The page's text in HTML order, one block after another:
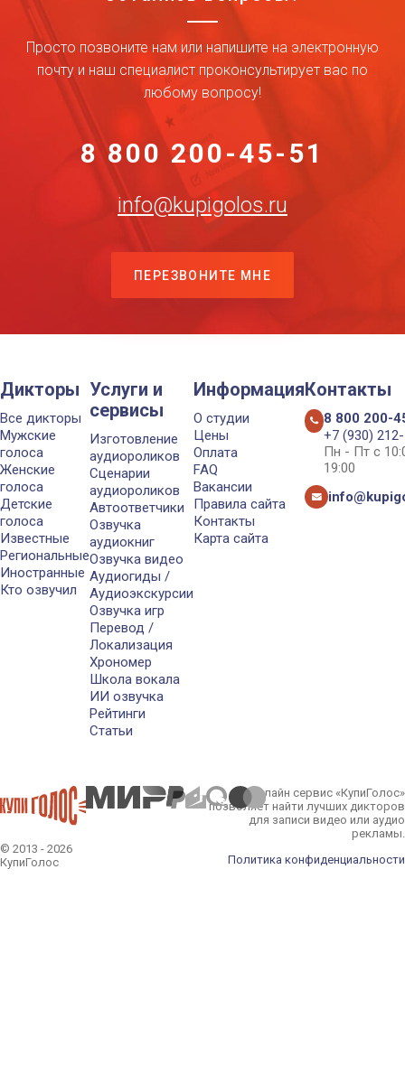
Просто позвоните нам или напишите на электронную
почту и наш специалист проконсультирует вас по
любому вопросу!
8 800 200-45-51
info@kupigolos.ru
ПЕРЕЗВОНИТЕ МНЕ
Дикторы
Все дикторы
Мужские
голоса
Женские
голоса
Детские
голоса
Известные
Региональные
Иностранные
Кто озвучил
Услуги и
сервисы
Изготовление
аудиороликов
Сценарии
аудиороликов
Автоответчики
Озвучка
аудиокниг
Озвучка видео
Аудиогиды /
Аудиоэкскурсии
Озвучка игр
Перевод /
Локализация
Хрономер
Школа вокала
ИИ озвучка
Рейтинги
Статьи
Информация
О студии
Цены
Оплата
FAQ
Вакансии
Правила сайта
Контакты
Карта сайта
Контакты
8 800 200-
+7 (930)
Пн - Пт с
19:00
© 2013 - 2026
КупиГолос
Онлайн сервис «КупиГолос»
позволяет найти лучших дикторов
для записи видео или аудио
рекламы.
Политика конфиденциальности